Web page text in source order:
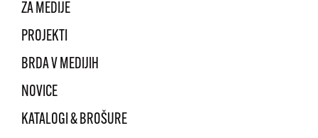
ZA MEDIJE
PROJEKTI
BRDA V MEDIJIH
NOVICE
KATALOGI & BROŠURE